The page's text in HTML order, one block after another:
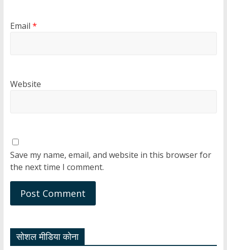
Email *
Website
Save my name, email, and website in this browser for
the next time I comment.
सोशल मीडिया कोना